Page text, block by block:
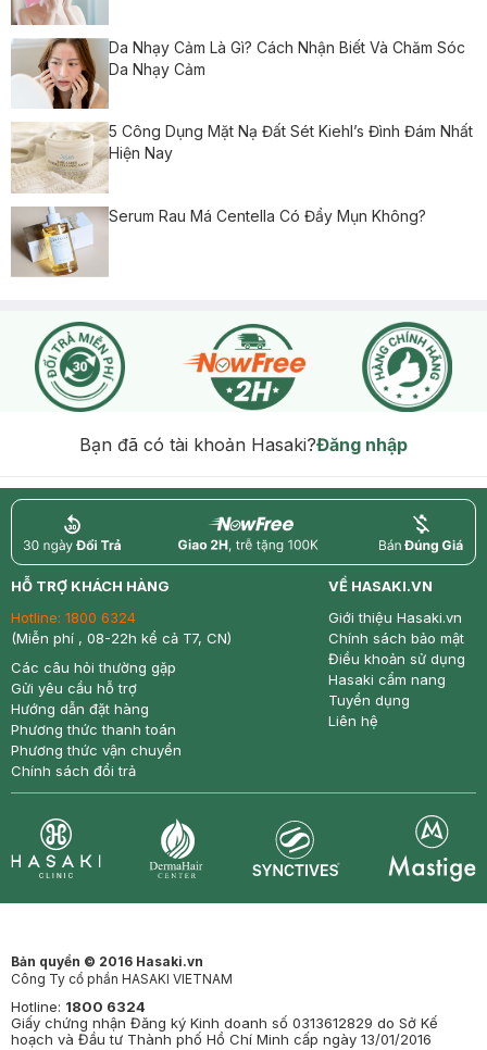
Da Nhạy Cảm Là Gì? Cách Nhận Biết Và Chăm Sóc
Da Nhạy Cảm
5 Công Dụng Mặt Nạ Đất Sét Kiehl’s Đình Đám Nhất
Hiện Nay
Serum Rau Má Centella Có Đẩy Mụn Không?
Bạn đã có tài khoản Hasaki?Đăng nhập
return nowfree price
HỖ TRỢ KHÁCH HÀNG
Hotline: 1800 6324
(Miễn phí , 08-22h kể cả T7, CN)
Các câu hỏi thường gặp
Gửi yêu cầu hỗ trợ
Hướng dẫn đặt hàng
Phương thức thanh toán
Phương thức vận chuyển
Chính sách đổi trả
VỀ HASAKI.VN
Giới thiệu Hasaki.vn
Chính sách bảo mật
Điều khoản sử dụng
Hasaki cẩm nang
Tuyển dụng
Liên hệ
Bản quyền © 2016 Hasaki.vn
Công Ty cổ phần HASAKI VIETNAM
Hotline: 1800 6324
Giấy chứng nhận Đăng ký Kinh doanh số 0313612829 do Sở Kế
hoạch và Đầu tư Thành phố Hồ Chí Minh cấp ngày 13/01/2016